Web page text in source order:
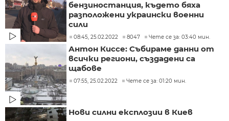
бензиностанция, където бяха
разположени украински военни
сили
08:45, 25.02.2022 8047 Чете се за: 03:40 мин.
Антон Киссе: Събираме данни от
всички региони, създадени са
щабове
07:55, 25.02.2022 Чете се за: 01:20 мин.
Нови силни експлозии в Киев